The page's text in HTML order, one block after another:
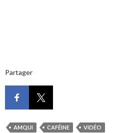
Partager
AMQUI CAFÉINE VIDÉO